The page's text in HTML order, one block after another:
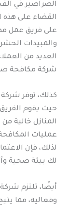
الصراصير في
القضاء على هذه
على فريق عمل
والمبيدات
العديد من
شركة مكافحة
كذلك، توفر
حيث يقوم
المنازل خالية
عمليات
لذلك، فإن
لك بيئة صحية
أيضًا، تلتزم
وفعالية، مما